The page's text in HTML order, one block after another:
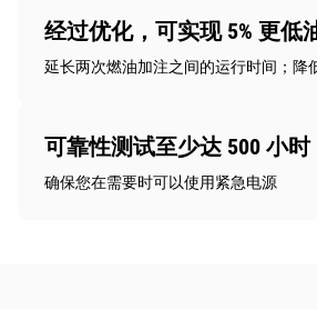
经过优化，可实现 5% 更低
延长两次燃油加注之间的运行时间；降
可靠性测试至少达 500 小时
确保您在需要时可以使用紧急电源